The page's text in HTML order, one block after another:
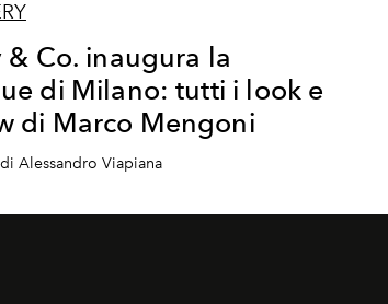
& Co. inaugura la
di Milano: tutti i look e
di Marco Mengoni
Alessandro Viapiana